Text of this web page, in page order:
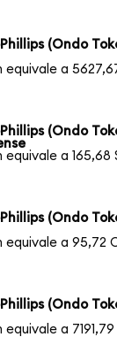
(Ondo
equivale a
(Ondo
equivale a 165,68
(Ondo
equivale a 95,72
(Ondo
equivale a